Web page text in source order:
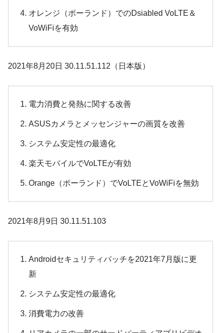
オレンジ（ポーランド）でのDsiabled VoLTE＆
VoWiFiを有効
2021年8月20日 30.11.51.112（日本版）
電力消費と発熱に関する改善
ASUSカメラとメッセンジャーの画質を改善
システム安定性の最適化
楽天モバイルでVoLTEが有効
Orange（ポーランド）でVo​​LTEとVoWiFiを無効
2021年8月9日 30.11.51.103
Androidセキュリティパッチを2021年7月版に更
新
システム安定性の最適化
消費電力の改善